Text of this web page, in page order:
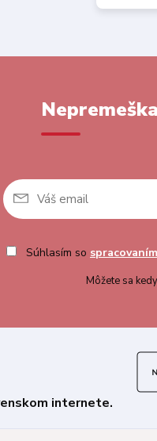
Súhlasím so
Môžete sa